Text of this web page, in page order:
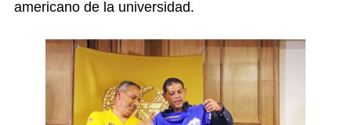
americano de la universidad.